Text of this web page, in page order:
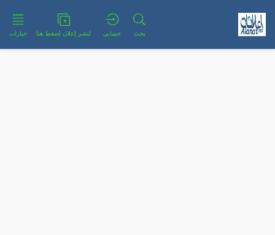
بحث حسابي لنشر إعلان إضغط هنا خيارات